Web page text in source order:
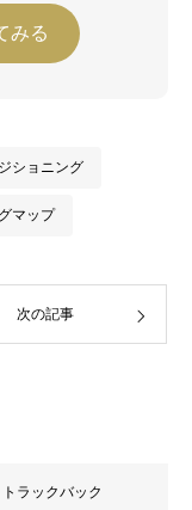
みる
ショニング
マップ
次の記事
ラックバック